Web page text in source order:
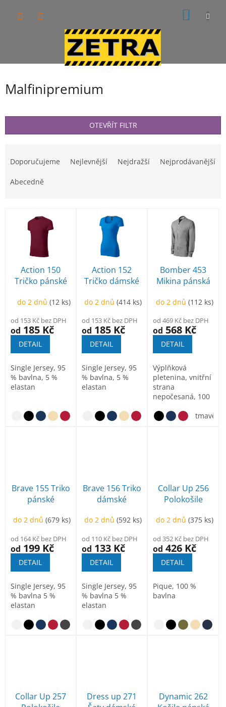
Malfinipremium
OTEVŘÍT FILTR
Doporučujeme Nejlevnější Nejdražší Nejprodávanější
Abecedně
Action 150
Tričko pánské
do 2 dnů(12 ks)
od 153 Kč bez DPH
od 185 Kč
DETAIL
Single Jersey, 95
% bavlna, 5 %
elastan
Action 152
Tričko dámské
do 2 dnů(414 ks)
od 153 Kč bez DPH
od 185 Kč
DETAIL
Single Jersey, 95
% bavlna, 5 %
elastan
Bomber 453
Mikina pánská
do 2 dnů (112 ks)
od 469 Kč bez DPH
od 568 Kč
DETAIL
Výplňková
pletenina, vnitřní
strana
nepočesaná, 100
12 - složení se...
tmavě
Brave 155 Triko
pánské
do 2 dnů(679 ks)
od 164 Kč bez DPH
od 199 Kč
DETAIL
Single Jersey, 95
% bavlna 5 %
elastan
Brave 156 Triko
dámské
do 2 dnů(592 ks)
od 110 Kč bez DPH
od 133 Kč
DETAIL
Single Jersey, 95
% bavlna 5 %
elastan
Collar Up 256
Polokošile
do 2 dnů (375 ks)
od 352 Kč bez DPH
od 426 Kč
DETAIL
Pique, 100 %
bavlna
Collar Up 257
Dress up 271
Dynamic 262